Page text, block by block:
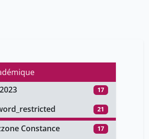
17
4
21
Constance
17